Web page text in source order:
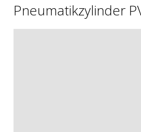
Pneumatikzylinder